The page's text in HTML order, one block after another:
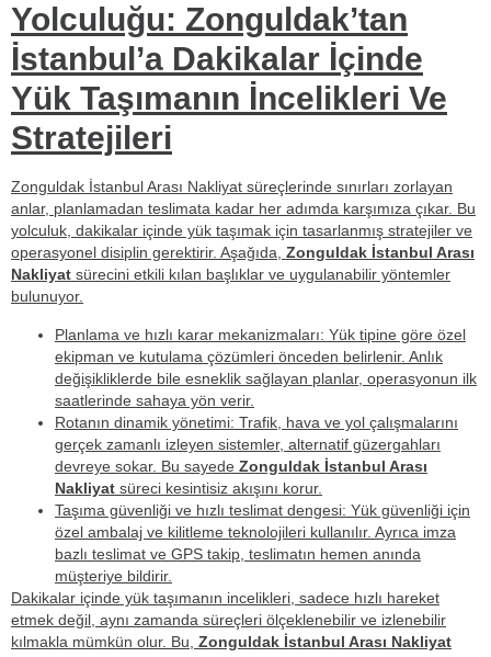
Yolculuğu: Zonguldak’tan
İstanbul’a Dakikalar İçinde
Yük Taşımanın İncelikleri Ve
Stratejileri
Zonguldak İstanbul Arası Nakliyat süreçlerinde sınırları zorlayan
anlar, planlamadan teslimata kadar her adımda karşımıza çıkar. Bu
yolculuk, dakikalar içinde yük taşımak için tasarlanmış stratejiler ve
operasyonel disiplin gerektirir. Aşağıda, Zonguldak İstanbul Arası
Nakliyat sürecini etkili kılan başlıklar ve uygulanabilir yöntemler
bulunuyor.
Planlama ve hızlı karar mekanizmaları: Yük tipine göre özel
ekipman ve kutulama çözümleri önceden belirlenir. Anlık
değişikliklerde bile esneklik sağlayan planlar, operasyonun ilk
saatlerinde sahaya yön verir.
Rotanın dinamik yönetimi: Trafik, hava ve yol çalışmalarını
gerçek zamanlı izleyen sistemler, alternatif güzergahları
devreye sokar. Bu sayede Zonguldak İstanbul Arası
Nakliyat süreci kesintisiz akışını korur.
Taşıma güvenliği ve hızlı teslimat dengesi: Yük güvenliği için
özel ambalaj ve kilitleme teknolojileri kullanılır. Ayrıca imza
bazlı teslimat ve GPS takip, teslimatın hemen anında
müşteriye bildirir.
Dakikalar içinde yük taşımanın incelikleri, sadece hızlı hareket
etmek değil, aynı zamanda süreçleri ölçeklenebilir ve izlenebilir
kılmakla mümkün olur. Bu, Zonguldak İstanbul Arası Nakliyat